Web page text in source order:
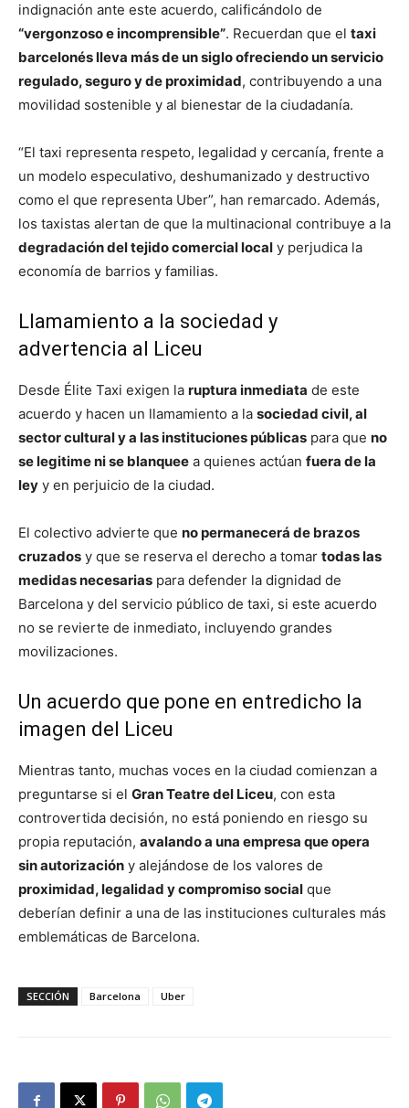
indignación ante este acuerdo, calificándolo de
“vergonzoso e incomprensible”. Recuerdan que el taxi
barcelonés lleva más de un siglo ofreciendo un servicio
regulado, seguro y de proximidad, contribuyendo a una
movilidad sostenible y al bienestar de la ciudadanía.
“El taxi representa respeto, legalidad y cercanía, frente a
un modelo especulativo, deshumanizado y destructivo
como el que representa Uber”, han remarcado. Además,
los taxistas alertan de que la multinacional contribuye a la
degradación del tejido comercial local y perjudica la
economía de barrios y familias.
Llamamiento a la sociedad y
advertencia al Liceu
Desde Élite Taxi exigen la ruptura inmediata de este
acuerdo y hacen un llamamiento a la sociedad civil, al
sector cultural y a las instituciones públicas para que no
se legitime ni se blanquee a quienes actúan fuera de la
ley y en perjuicio de la ciudad.
El colectivo advierte que no permanecerá de brazos
cruzados y que se reserva el derecho a tomar todas las
medidas necesarias para defender la dignidad de
Barcelona y del servicio público de taxi, si este acuerdo
no se revierte de inmediato, incluyendo grandes
movilizaciones.
Un acuerdo que pone en entredicho la
imagen del Liceu
Mientras tanto, muchas voces en la ciudad comienzan a
preguntarse si el Gran Teatre del Liceu, con esta
controvertida decisión, no está poniendo en riesgo su
propia reputación, avalando a una empresa que opera
sin autorización y alejándose de los valores de
proximidad, legalidad y compromiso social que
deberían definir a una de las instituciones culturales más
emblemáticas de Barcelona.
SECCIÓN Barcelona Uber